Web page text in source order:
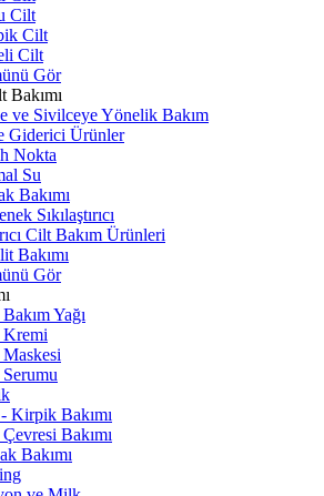
Cilt
Cilt
Cilt
Gör
Bakımı
ve Sivilceye Yönelik Bakım
Giderici Ürünler
Nokta
Su
Bakımı
Sıkılaştırıcı
Cilt Bakım Ürünleri
Bakımı
Gör
Yağı
Kirpik Bakımı
Bakımı
Bakımı